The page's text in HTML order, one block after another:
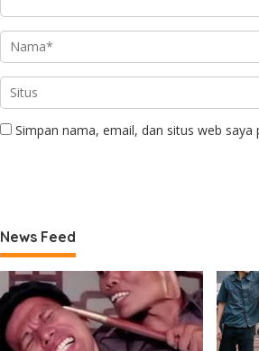
Simpan nama, email, dan situs web
News Feed